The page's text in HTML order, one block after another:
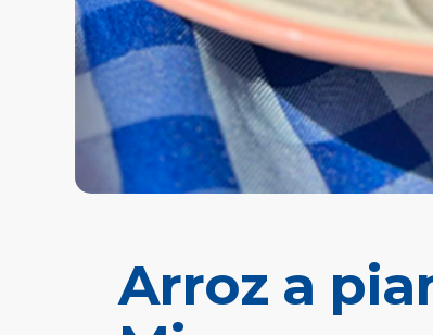
Arroz a